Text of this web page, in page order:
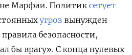
Марфаи. Политик сетует
угроз вынужден
безопасности,
бы врагу». С конца нулевых